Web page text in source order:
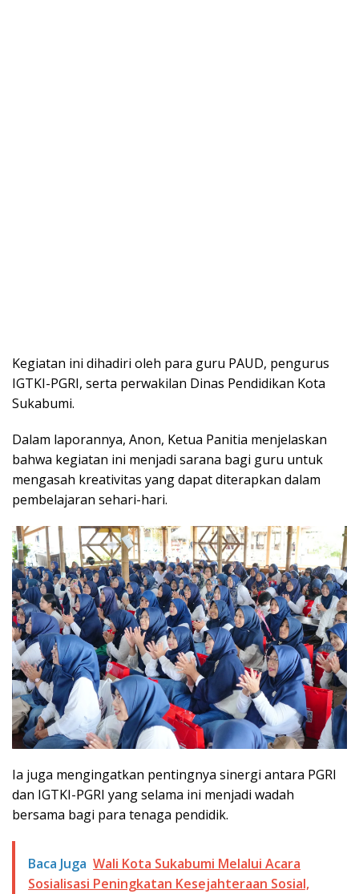
Kegiatan ini dihadiri oleh para guru PAUD, pengurus
IGTKI-PGRI, serta perwakilan Dinas Pendidikan Kota
Sukabumi.
Dalam laporannya, Anon, Ketua Panitia menjelaskan
bahwa kegiatan ini menjadi sarana bagi guru untuk
mengasah kreativitas yang dapat diterapkan dalam
pembelajaran sehari-hari.
Ia juga mengingatkan pentingnya sinergi antara PGRI
dan IGTKI-PGRI yang selama ini menjadi wadah
bersama bagi para tenaga pendidik.
Baca Juga Wali Kota Sukabumi Melalui Acara
Sosialisasi Peningkatan Kesejahteraan Sosial,